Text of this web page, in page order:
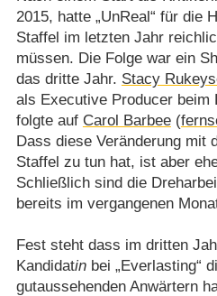
2015, hatte „UnReal“ für die
Staffel im letzten Jahr
müssen. Die Folge war ein
das dritte Jahr. Stacy
als Executive Producer beim
folgte auf Carol Barbee(
Dass diese Veränderung mit
Staffel zu tun hat, ist aber
Schließlich sind die
bereits im vergangenen
Fest steht dass im dritten
Kandidatinbei „Everlasting“
gutaussehenden Anwärtern